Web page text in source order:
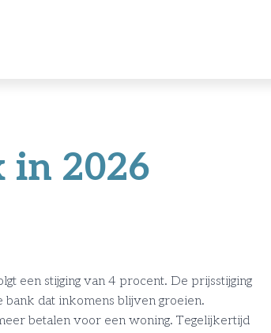
in 2026
een stijging van 4 procent. De prijsstijging
bank dat inkomens blijven groeien.
betalen voor een woning. Tegelijkertijd